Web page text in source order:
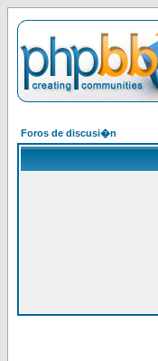
Foros de discusi�n